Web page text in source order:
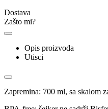
Dostava
Zašto mi?
Opis proizvoda
Utisci
Zapremina: 700 ml, sa skalom